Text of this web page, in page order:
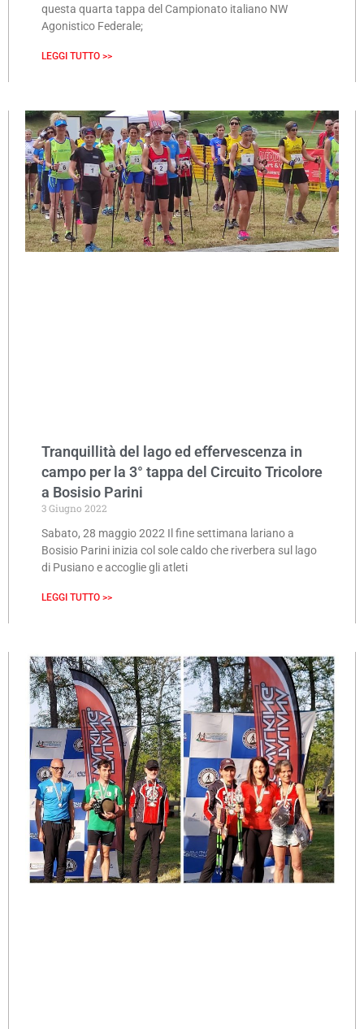
questa quarta tappa del Campionato italiano NW
Agonistico Federale;
LEGGI TUTTO >>
Tranquillità del lago ed effervescenza in
campo per la 3° tappa del Circuito Tricolore
a Bosisio Parini
3 Giugno 2022
Sabato, 28 maggio 2022 Il fine settimana lariano a
Bosisio Parini inizia col sole caldo che riverbera sul lago
di Pusiano e accoglie gli atleti
LEGGI TUTTO >>